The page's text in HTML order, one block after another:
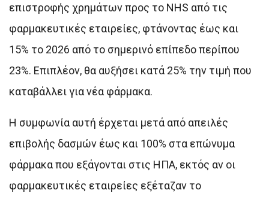
επιστροφής χρημάτων προς το NHS από τις
φαρμακευτικές εταιρείες, φτάνοντας έως και
15% το 2026 από το σημερινό επίπεδο περίπου
23%. Επιπλέον, θα αυξήσει κατά 25% την τιμή που
καταβάλλει για νέα φάρμακα.
Η συμφωνία αυτή έρχεται μετά από απειλές
επιβολής δασμών έως και 100% στα επώνυμα
φάρμακα που εξάγονται στις ΗΠΑ, εκτός αν οι
φαρμακευτικές εταιρείες εξέταζαν το